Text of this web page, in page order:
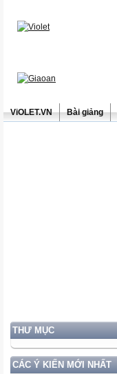
ViOLET.VN Bài giảng
THƯ MỤC
CÁC Ý KIẾN MỚI NHẤT